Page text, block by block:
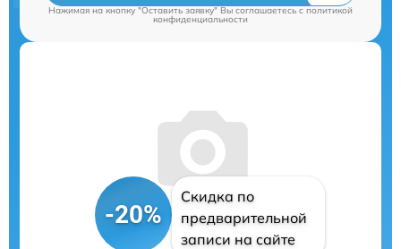
Нажимая на кнопку "Оставить заявку" Вы соглашаетесь cполитикой
конфиденциальности
-20%
Скидка по
предварительной
записи на сайте